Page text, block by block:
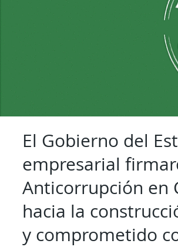
El Gobierno del
empresarial
Anticorrupción en
hacia la
y comprometido